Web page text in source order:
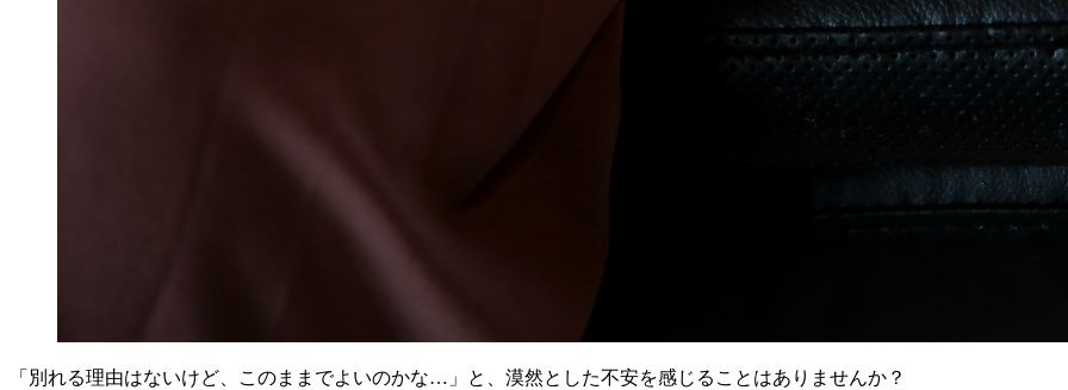
「別れる理由はないけど、このままでよいのかな…」と、漠然とした不安を感じることはありませんか？